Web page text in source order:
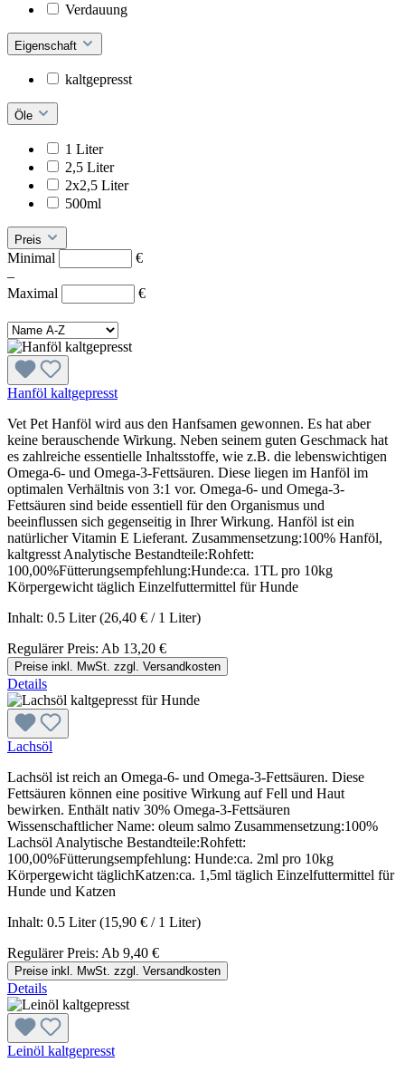
Verdauung
Eigenschaft
kaltgepresst
Öle
1 Liter
2,5 Liter
2x2,5 Liter
500ml
Preis
Minimal
€
–
Maximal
€
Hanföl kaltgepresst
Vet Pet Hanföl wird aus den Hanfsamen gewonnen. Es hat aber
keine berauschende Wirkung. Neben seinem guten Geschmack hat
es zahlreiche essentielle Inhaltsstoffe, wie z.B. die lebenswichtigen
Omega-6- und Omega-3-Fettsäuren. Diese liegen im Hanföl im
optimalen Verhältnis von 3:1 vor. Omega-6- und Omega-3-
Fettsäuren sind beide essentiell für den Organismus und
beeinflussen sich gegenseitig in Ihrer Wirkung. Hanföl ist ein
natürlicher Vitamin E Lieferant. Zusammensetzung:100% Hanföl,
kaltgresst Analytische Bestandteile:Rohfett:
100,00%Fütterungsempfehlung:Hunde:ca. 1TL pro 10kg
Körpergewicht täglich Einzelfuttermittel für Hunde
Inhalt: 0.5 Liter(26,40 € / 1 Liter)
Regulärer Preis: Ab 13,20 €
Preise inkl. MwSt. zzgl. Versandkosten
Details
Lachsöl
Lachsöl ist reich an Omega-6- und Omega-3-Fettsäuren. Diese
Fettsäuren können eine positive Wirkung auf Fell und Haut
bewirken. Enthält nativ 30% Omega-3-Fettsäuren
Wissenschaftlicher Name: oleum salmo Zusammensetzung:100%
Lachsöl Analytische Bestandteile:Rohfett:
100,00%Fütterungsempfehlung: Hunde:ca. 2ml pro 10kg
Körpergewicht täglichKatzen:ca. 1,5ml täglich Einzelfuttermittel für
Hunde und Katzen
Inhalt: 0.5 Liter(15,90 € / 1 Liter)
Regulärer Preis: Ab 9,40 €
Preise inkl. MwSt. zzgl. Versandkosten
Details
Leinöl kaltgepresst